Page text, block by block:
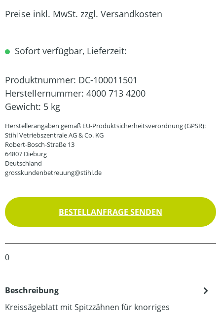
Preise inkl. MwSt. zzgl. Versandkosten
Sofort verfügbar, Lieferzeit:
Produktnummer: DC-100011501
Herstellernummer: 4000 713 4200
Gewicht: 5 kg
Herstellerangaben gemäß EU-Produktsicherheitsverordnung (GPSR):
Stihl Vetriebszentrale AG & Co. KG
Robert-Bosch-Straße 13
64807 Dieburg
Deutschland
grosskundenbetreuung@stihl.de
BESTELLANFRAGE SENDEN
0
Beschreibung
Kreissägeblatt mit Spitzzähnen für knorriges